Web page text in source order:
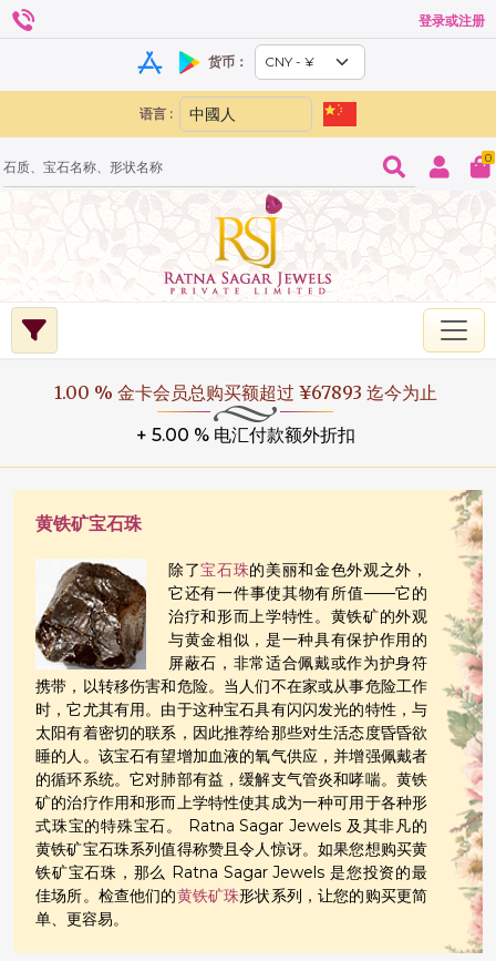
登录或注册
货币：
语言 :
0
1.00 % 金卡会员总购买额超过 ¥67893 迄今为止
+ 5.00 % 电汇付款额外折扣
黄铁矿宝石珠
除了宝石珠的美丽和金色外观之外，
它还有一件事使其物有所值——它的
治疗和形而上学特性。黄铁矿的外观
与黄金相似，是一种具有保护作用的
屏蔽石，非常适合佩戴或作为护身符
携带，以转移伤害和危险。当人们不在家或从事危险工作
时，它尤其有用。由于这种宝石具有闪闪发光的特性，与
太阳有着密切的联系，因此推荐给那些对生活态度昏昏欲
睡的人。该宝石有望增加血液的氧气供应，并增强佩戴者
的循环系统。它对肺部有益，缓解支气管炎和哮喘。黄铁
矿的治疗作用和形而上学特性使其成为一种可用于各种形
式珠宝的特殊宝石。 Ratna Sagar Jewels 及其非凡的
黄铁矿宝石珠系列值得称赞且令人惊讶。如果您想购买黄
铁矿宝石珠，那么 Ratna Sagar Jewels 是您投资的最
佳场所。检查他们的黄铁矿珠形状系列，让您的购买更简
单、更容易。